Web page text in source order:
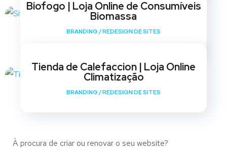
Biofogo | Loja Online de Consumíveis
Biomassa
BRANDING /REDESIGN DE SITES
Tienda de Calefaccion | Loja Online
Climatização
BRANDING /REDESIGN DE SITES
À procura de criar ou renovar o seu website?